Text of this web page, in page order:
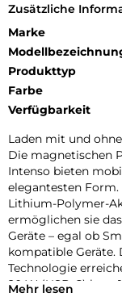
Zusätzliche
Marke
Produkttyp
Farbe
Verfügbarkeit
Laden mit und
Die magnetischen
Intenso bieten
elegantesten
Lithium-Polymer-
ermöglichen sie
Geräte – egal ob
kompatible
Technologie
20 W (USB-C) bzw.
Mehr lesen